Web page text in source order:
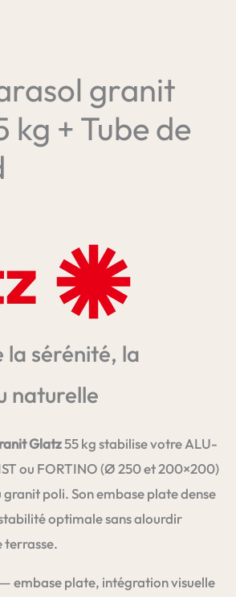
granit
kg + Tube de
la sérénité, la
naturelle
Glatz55 kg stabilise votre ALU-
ou FORTINO (Ø 250 et 200×200)
granit poli. Son embase plate dense
optimale sans alourdir
terrasse.
— embase plate, intégration visuelle